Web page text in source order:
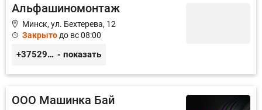
Альфашиномонтаж
Минск, ул. Бехтерева, 12
Закрыто до вс 08:00
+375296042898 - показать
ООО Машинка Бай